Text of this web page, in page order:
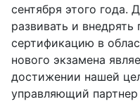
сентября этого года.
развивать и
сертификацию в
нового экзамена
достижении нашей
управляющий